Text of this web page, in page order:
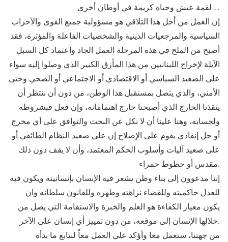
لقمة عيش وحياة كريمة في أوطان أخرى…
إن العمل من أجل هذا التلاقي هو مسؤولية جميع القوى والأحزاب
السياسية والمرجعيات الدينية والشخصيات الفاعلة والمؤثرة، فقد
أصبح من الملح في هذه المرحلة العمل الجاد واعتماد كل السبل
الآيلة لإخراج اللبنانيين من هذا المأزق الكبير الذي وصلوا إليه سواء
على الصعيد السياسي أو الاقتصادي أو الاجتماعي أو الصحي وحتى
الأمني، والذي يتصل بمستقبل هذا الوطن، من دون أن ننتظر أن
ينقذنا الخارج الذي أصبحنا خارج اهتماماته، وإن فعل فبشروطه
ولحسابه، وهنا علينا أن لا نكل عن البحث والتوافق على أي مخرج
أو حل إنقاذي يقوم على الإصلاح إن على صعيد النظام الطائفي أو
على صعيد آليات وأسلوب الحكم المعتمد، وأن لا يقف دون ذلك
مقدس أو خطوط حمراء.
إننا مدعوون إلى بناء وطن يشعر فيه الإنسان بإنسانيته ويكون فيه
للعدل حاكميته وللقضاء نزاهته وطهره وللقانون سلطانه وان
يكون معيار الكفاءة هو العلم والخبرة والاستقامة التي يصل من
خلالها الإنسان إلى موقعه، من دون تمييز أي إنسان على الآخر.
من جهتنا، سنعمل معا وأؤكد على العمل معاً لنتابع ما بدأه